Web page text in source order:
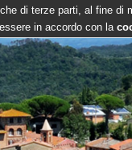
di terze parti, al fine di
in accordo con la